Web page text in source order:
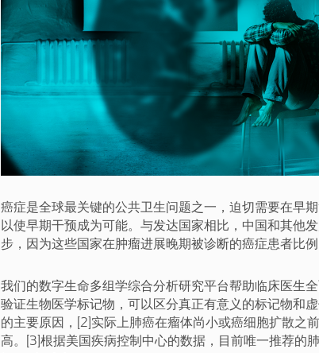
癌症是全球最关键的公共卫生问题之一，迫切需要在早
以使早期干预成为可能。与发达国家相比，中国和其他
步，因为这些国家在肿瘤进展晚期被诊断的癌症患者比例
我们的数字生命多组学综合分析研究平台帮助临床医生
验证生物医学标记物，可以区分真正有意义的标记物和
的主要原因，[2]实际上肺癌在瘤体尚小或癌细胞扩散之
高。[3]根据美国疾病控制中心的数据，目前唯一推荐的